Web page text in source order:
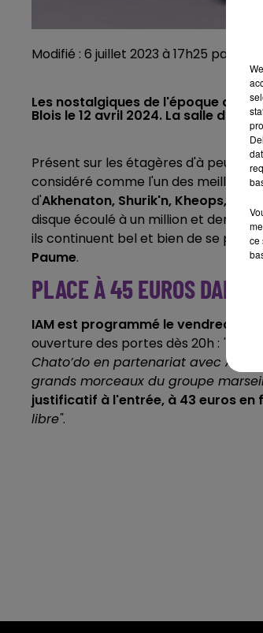
Modifié : 6 juillet 2023 à 17h25 par
Les nostalgiques de l'époque du
Blois le 12 avril 2024. La salle du
Présent sur les étagères d'à peu
considéré comme l'un des meilleurs
d'Akhenaton, Shurik'n, Kheops,
disque écoulé à un million et demi
ils continuent bel et bien de se
Paume.
PLACE À 45 EUROS DANS
IAM est programmé le vendredi 12
ouverture des portes dès 20h : "La
Chato’do en partenariat avec
grands morceaux du groupe
justificatif à l'entrée, à 43 euros en
libre".
ce